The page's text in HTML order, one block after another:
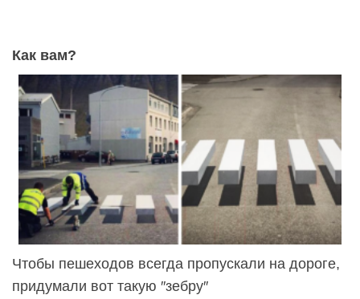
Как вам?
Чтобы пешеходов всегда пропускали на дороге,
придумали вот такую ″зебру″